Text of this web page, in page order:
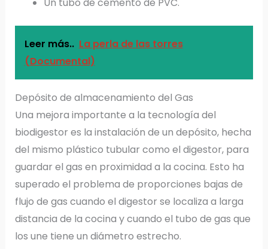
Un tubo de cemento de PVC.
Leer más.. La perla de las torres
(Documental)
Depósito de almacenamiento del Gas
Una mejora importante a la tecnología del
biodigestor es la instalación de un depósito, hecha
del mismo plástico tubular como el digestor, para
guardar el gas en proximidad a la cocina. Esto ha
superado el problema de proporciones bajas de
flujo de gas cuando el digestor se localiza a larga
distancia de la cocina y cuando el tubo de gas que
los une tiene un diámetro estrecho.